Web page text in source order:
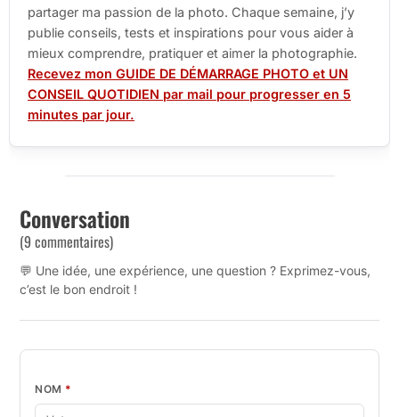
partager ma passion de la photo. Chaque semaine, j’y
publie conseils, tests et inspirations pour vous aider à
mieux comprendre, pratiquer et aimer la photographie.
Recevez mon GUIDE DE DÉMARRAGE PHOTO et UN
CONSEIL QUOTIDIEN par mail pour progresser en 5
minutes par jour.
Conversation
(9 commentaires)
💬 Une idée, une expérience, une question ? Exprimez-vous,
c’est le bon endroit !
NOM *